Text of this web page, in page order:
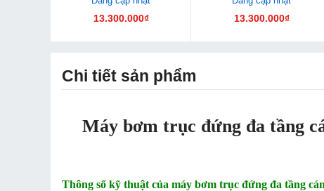
13.300.000₫ 13.300.000₫
Chi tiết sản phẩm
Máy bơm trục đứng đa tầng
Thông số kỹ thuật của máy bơm trục đứng đa tầng